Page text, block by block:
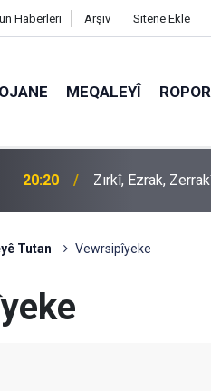
Haberleri Arşiv Sitene Ekle
MEQALEYÎ
09:56 Ji Zilma
Tutan Vewrsipîyeke